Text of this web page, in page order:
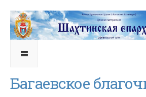
Багаевское